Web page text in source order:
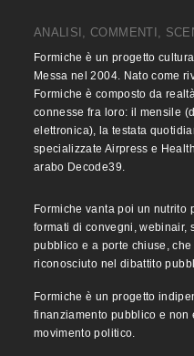
ANALISI, COMMENTI,
Formiche è un progetto
Messa nel 2004. Nato come
Formiche è composto da
connesse fra loro: il mensile
elettronica), la testata
specializzate Airpress e
arabo Decode39.
Formiche vanta poi un nutrito
formati di convegni, webinair,
pubblico e a porte chiuse,
riconosciuto nel dibattito
Formiche è un progetto
finanziamento pubblico e non
movimento politico.